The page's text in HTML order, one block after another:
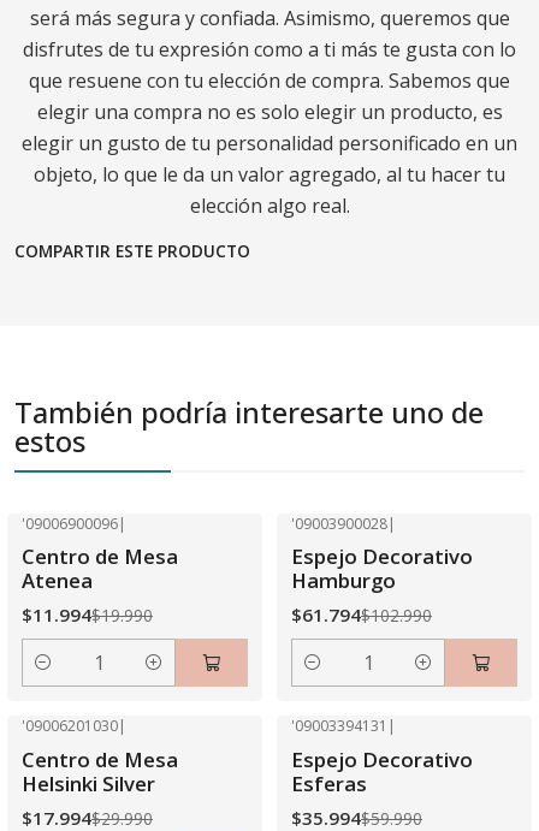
será más segura y confiada. Asimismo, queremos que
disfrutes de tu expresión como a ti más te gusta con lo
que resuene con tu elección de compra. Sabemos que
elegir una compra no es solo elegir un producto, es
elegir un gusto de tu personalidad personificado en un
objeto, lo que le da un valor agregado, al tu hacer tu
elección algo real.
COMPARTIR ESTE PRODUCTO
También podría interesarte uno de
estos
'09006900096|
Centro de Mesa
Atenea
$11.994$19.990
Cantidad
'09003900028|
Espejo Decorativo
Hamburgo
$61.794$102.990
Cantidad
'09006201030|
Centro de Mesa
Helsinki Silver
$17.994$29.990
Agotado
'09003394131 |
Espejo Decorativo
Esferas
$35.994$59.990